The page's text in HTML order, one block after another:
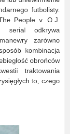
futbolisty.
People v. O.J.
serial odkrywa
zarówno
kombinacja
obrońców
traktowania
to, czego